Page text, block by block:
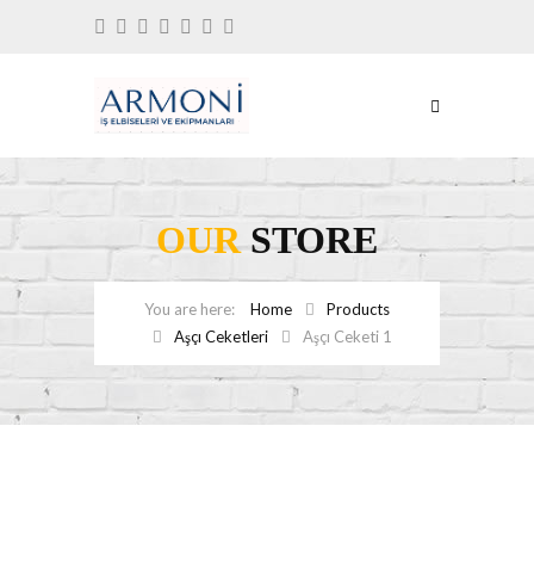
OURSTORE
Home
Products
Aşçı Ceketleri
Aşçı Ceketi 1